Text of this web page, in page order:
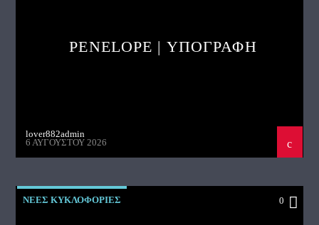
PENELOPE | ΥΠΟΓΡΑΦΗ
lover882admin
6 ΑΥΓΟΎΣΤΟΥ 2026
ΝΕΕΣ ΚΥΚΛΟΦΟΡΙΕΣ 0